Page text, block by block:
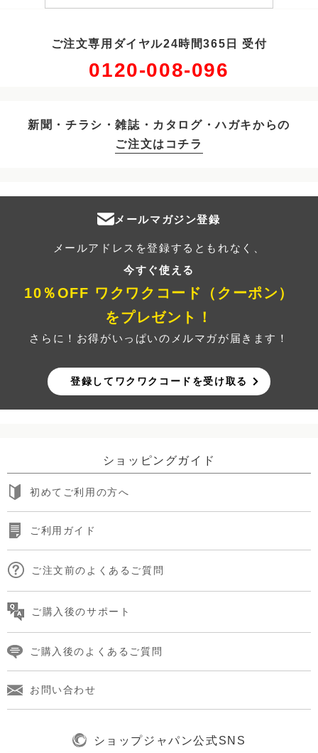
ご注文専用ダイヤル24時間365日 受付
0120-008-096
新聞・チラシ・雑誌・カタログ・ハガキからの
ご注文はコチラ
メールマガジン登録
メールアドレスを登録するともれなく、
今すぐ使える
10％OFF ワクワクコード（クーポン）
をプレゼント！
さらに！お得がいっぱいのメルマガが届きます！
登録してワクワクコードを受け取る
ショッピングガイド
初めてご利用の方へ
ご利用ガイド
ご注文前のよくあるご質問
ご購入後のサポート
ご購入後のよくあるご質問
お問い合わせ
ショップジャパン公式SNS